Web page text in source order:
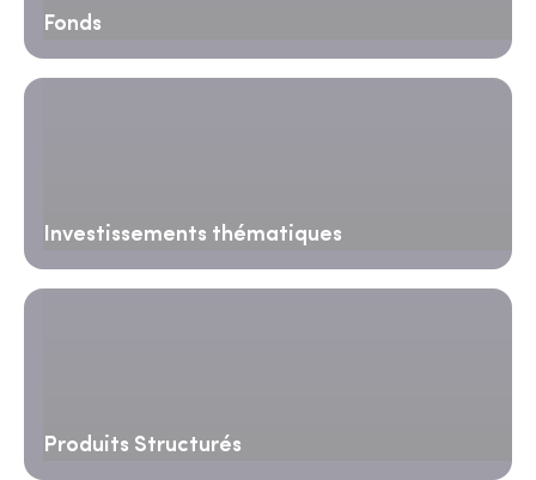
Fonds
Investissements thématiques
Produits Structurés